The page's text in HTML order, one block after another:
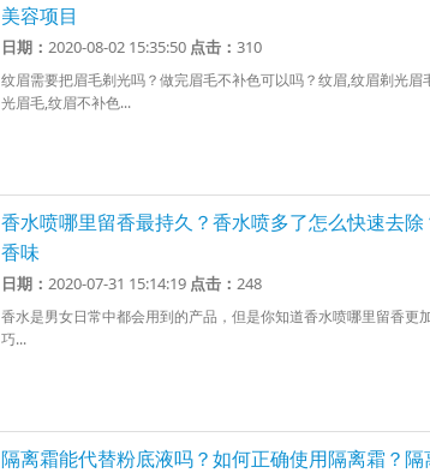
美容项目
日期： 2020-08-02 15:35:50 点击： 310
纹眉需要把眉毛剃光吗？做完眉毛不补色可以吗？纹眉,纹眉剃光眉
光眉毛,纹眉不补色...
香水喷哪里留香最持久？香水喷多了怎么快速去
香味
日期： 2020-07-31 15:14:19 点击： 248
香水是男女日常中都会用到的产品，但是你知道香水喷哪里留香更
巧...
隔离霜能代替粉底液吗？如何正确使用隔离霜？